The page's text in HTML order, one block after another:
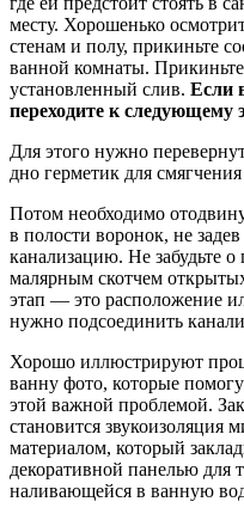
месту. Хорошенько
стенам и полу, прикиньте
ванной комнаты.
установленный слив. Если
переходите к следующему
Для этого нужно
дно герметик для
Потом необходимо
в полости воронок, не
канализацию. Не забудьте
малярным скотчем
этап — это расположение
нужно подсоединить
Хорошо иллюстрируют
ванну фото, которые
этой важной проблемой.
становится
материалом, который
декоративной панелью для
наливающейся в ванную